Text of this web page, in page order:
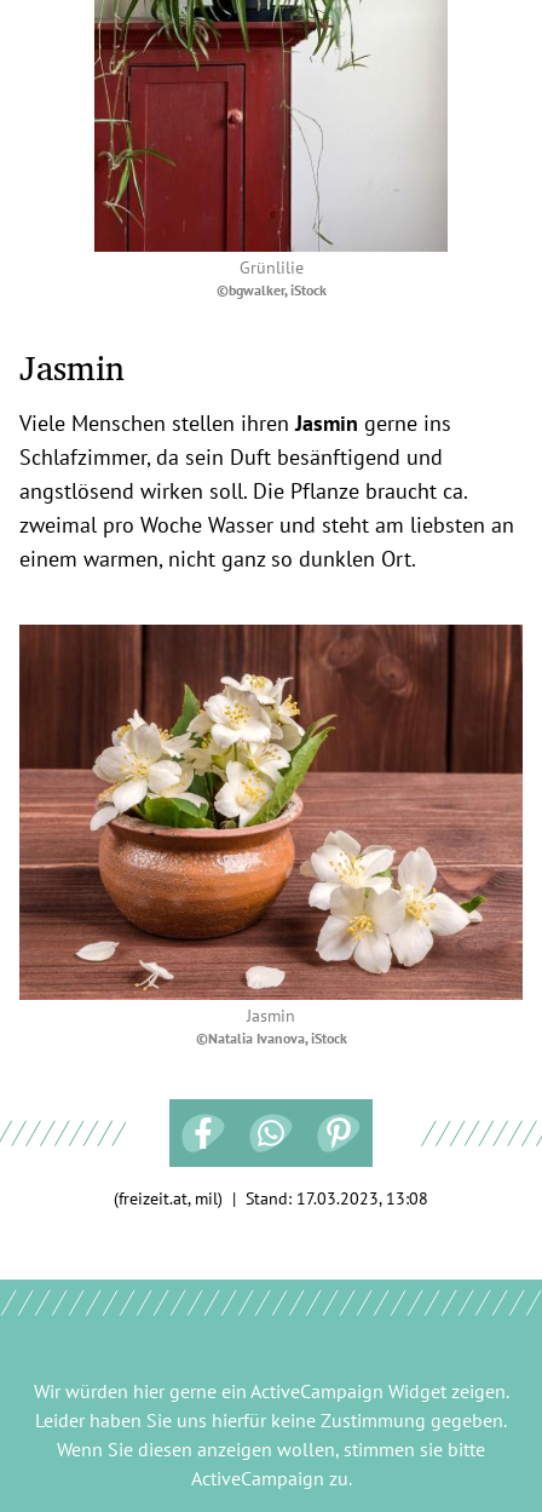
Grünlilie
©bgwalker, iStock
Jasmin
Viele Menschen stellen ihrenJasmin gerne ins
Schlafzimmer, da sein Duft besänftigend und
angstlösend wirken soll. Die Pflanze braucht ca.
zweimal pro Woche Wasser und steht am liebsten an
einem warmen, nicht ganz so dunklen Ort.
Jasmin
©Natalia Ivanova, iStock
(freizeit.at, mil) | Stand: 17.03.2023, 13:08
Wir würden hier gerne ein ActiveCampaign Widgetzeigen.
Leider haben Sie uns hierfür keine Zustimmung gegeben.
Wenn Sie diesen anzeigen wollen, stimmen sie bitte
ActiveCampaign zu.